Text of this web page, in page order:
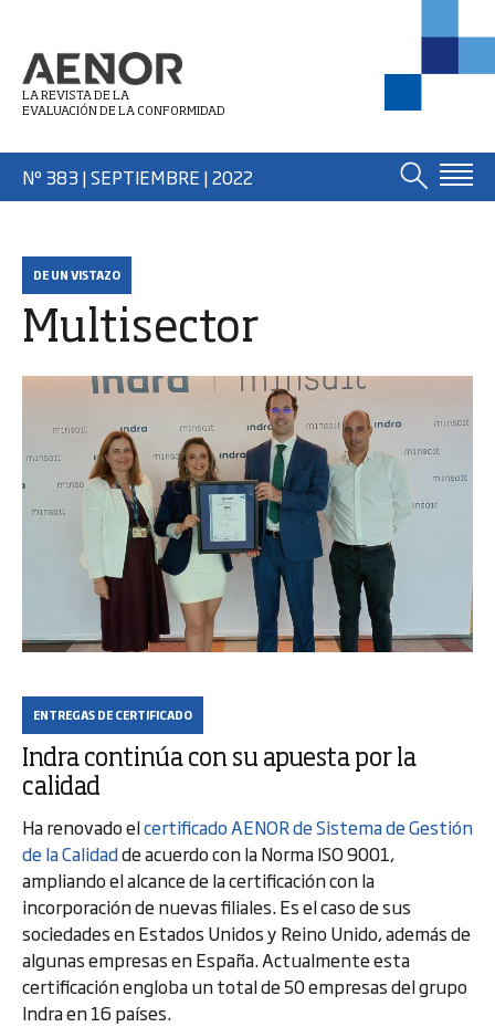
LA REVISTA DE LA
EVALUACIÓN DE LA CONFORMIDAD
Nº 383 | SEPTIEMBRE | 2022
DE UN VISTAZO
Multisector
ENTREGAS DE CERTIFICADO
Indra continúa con su apuesta por la
calidad
Ha renovado elcertificado AENOR de Sistema de Gestión
de la Calidadde acuerdo con la Norma ISO 9001,
ampliando el alcance de la certificación con la
incorporación de nuevas filiales. Es el caso de sus
sociedades en Estados Unidos y Reino Unido, además de
algunas empresas en España. Actualmente esta
certificación engloba un total de 50 empresas del grupo
Indra en 16 países.